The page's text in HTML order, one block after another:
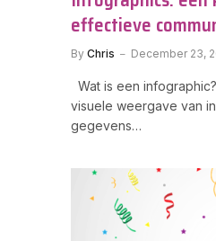
effectieve
By Chris December 23,
Wat is een
visuele weergave van
gegevens…